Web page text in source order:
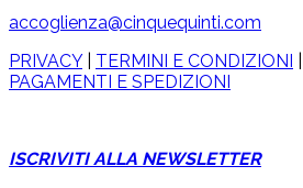
accoglienza@cinquequinti.com
PRIVACY| TERMINI E CONDIZIONI
PAGAMENTI E SPEDIZIONI
ISCRIVITI ALLA NEWSLETTER